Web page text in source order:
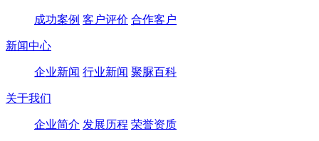
成功案例 客户评价 合作客户
新闻中心
企业新闻 行业新闻 聚脲百科
关于我们
企业简介 发展历程 荣誉资质